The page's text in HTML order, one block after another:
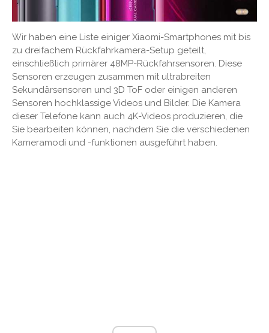
Wir haben eine Liste einiger Xiaomi-Smartphones mit bis
zu dreifachem Rückfahrkamera-Setup geteilt,
einschließlich primärer 48MP-Rückfahrsensoren. Diese
Sensoren erzeugen zusammen mit ultrabreiten
Sekundärsensoren und 3D ToF oder einigen anderen
Sensoren hochklassige Videos und Bilder. Die Kamera
dieser Telefone kann auch 4K-Videos produzieren, die
Sie bearbeiten können, nachdem Sie die verschiedenen
Kameramodi und -funktionen ausgeführt haben.